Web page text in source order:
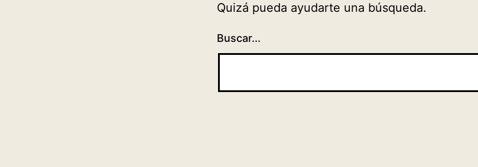
Quizá pueda ayudarte una búsqueda.
Buscar...